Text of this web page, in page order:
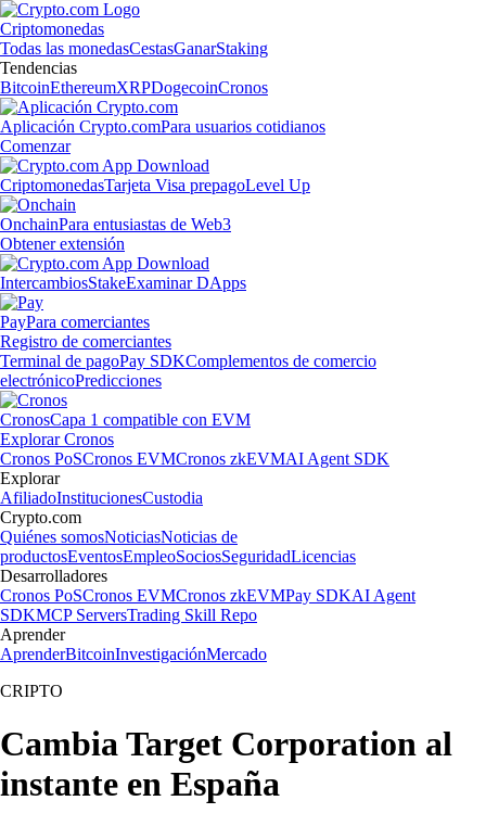
Criptomonedas
Todas las monedasCestasGanarStaking
Tendencias
BitcoinEthereumXRPDogecoinCronos
Aplicación Crypto.comPara usuarios cotidianos
Comenzar
CriptomonedasTarjeta Visa prepagoLevel Up
OnchainPara entusiastas de Web3
Obtener extensión
IntercambiosStakeExaminar DApps
PayPara comerciantes
Registro de comerciantes
Terminal de pagoPay SDKComplementos de comercio
electrónicoPredicciones
CronosCapa 1 compatible con EVM
Explorar Cronos
Cronos PoSCronos EVMCronos zkEVMAI Agent SDK
Explorar
AfiliadoInstitucionesCustodia
Crypto.com
Quiénes somosNoticiasNoticias de
productosEventosEmpleoSociosSeguridadLicencias
Desarrolladores
Cronos PoSCronos EVMCronos zkEVMPay SDKAI Agent
SDKMCP ServersTrading Skill Repo
Aprender
AprenderBitcoinInvestigaciónMercado
CRIPTO
Cambia Target Corporation al
instante en España